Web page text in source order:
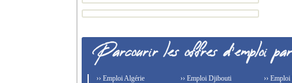
›› Emploi Algérie
›› Emploi Djibouti
››